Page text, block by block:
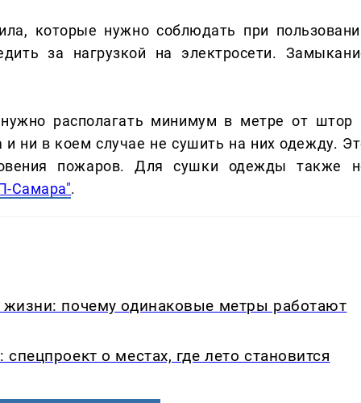
которые нужно соблюдать при
за нагрузкой на электросети.
располагать минимум в метре от штор
ни в коем случае не сушить на них одежду.
пожаров. Для сушки одежды также
Самара".
жизни: почему одинаковые метры работают
о местах, где лето становится